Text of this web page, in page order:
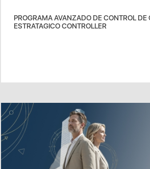
PROGRAMA AVANZADO DE CONTROL DE
ESTRATAGICO CONTROLLER